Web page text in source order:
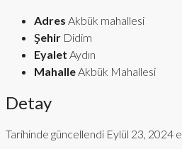
Adres Akbük mahallesi
Şehir Didim
Eyalet Aydın
MahalleAkbük Mahallesi
Detay
Tarihinde güncellendi Eylül 23, 2024